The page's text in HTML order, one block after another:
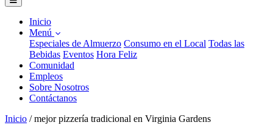
Inicio
Menú
Especiales de Almuerzo Consumo en el Local Todas las
Bebidas Eventos Hora Feliz
Comunidad
Empleos
Sobre Nosotros
Contáctanos
Inicio / mejor pizzería tradicional en Virginia Gardens